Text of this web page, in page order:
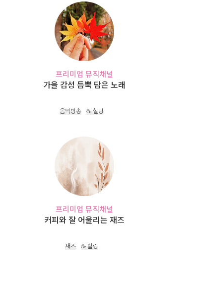
프리미엄 뮤직채널
가을 감성 듬뿍 담은 노래
음악방송 ☕ 힐링
프리미엄 뮤직채널
커피와 잘 어울리는 재즈
재즈 ☕ 힐링